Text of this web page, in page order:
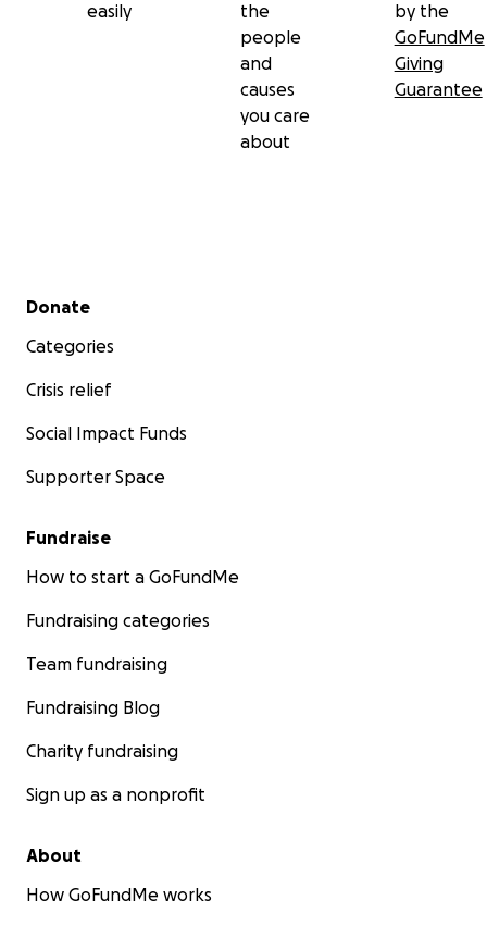
easily
the
people
and
causes
you care
about
by the
GoFundMe
Giving
Guarantee
Secondary menu
Donate
Categories
Crisis relief
Social Impact Funds
Supporter Space
Fundraise
How to start a GoFundMe
Fundraising categories
Team fundraising
Fundraising Blog
Charity fundraising
Sign up as a nonprofit
About
How GoFundMe works